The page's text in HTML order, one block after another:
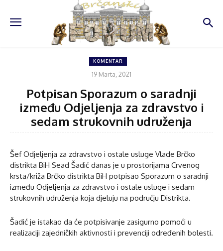
KOMENTAR
19 Marta, 2021
Potpisan Sporazum o saradnji
između Odjeljenja za zdravstvo i
sedam strukovnih udruženja
Šef Odjeljenja za zdravstvo i ostale usluge Vlade Brčko
distrikta BiH Sead Šadić danas je u prostorijama Crvenog
krsta/križa Brčko distrikta BiH potpisao Sporazum o saradnji
između Odjeljenja za zdravstvo i ostale usluge i sedam
strukovnih udruženja koja djeluju na području Distrikta.
Šadić je istakao da će potpisivanje zasigurno pomoći u
realizaciji zajedničkih aktivnosti i prevenciji određenih bolesti.